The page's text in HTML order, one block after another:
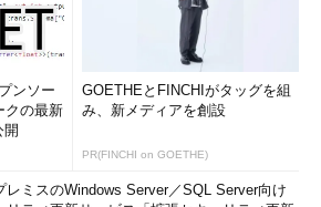
ンソー
クの最新
GOETHEとFINCHIがタッグを組
み、新メディアを創設
PR(FINCHI on GOETHE)
レミスのWindows Server／SQL Server向け